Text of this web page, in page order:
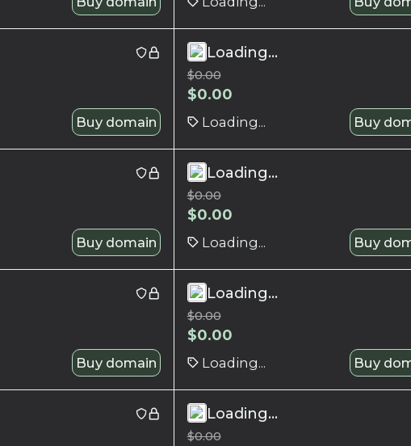
Buy domain
Loading...
$0.00
$0.00
Loading... Buy
Buy domain
Loading...
$0.00
$0.00
Loading... Buy
Buy domain
Loading...
$0.00
$0.00
Loading... Buy
Loading...
$0.00